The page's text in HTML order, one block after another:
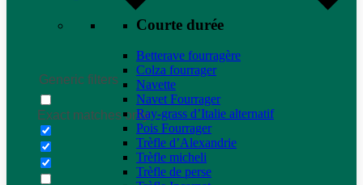
Generic filters
Exact matches only
Courte durée
Betterave fourragère
Colza fourrager
Navette
Navet Fourrager
Ray-grass d’Italie alternatif
Pois Fourrager
Trèfle d’Alexandrie
Trèfle micheli
Trèfle de perse